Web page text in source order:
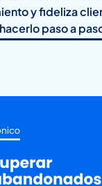
y fideliza
paso a